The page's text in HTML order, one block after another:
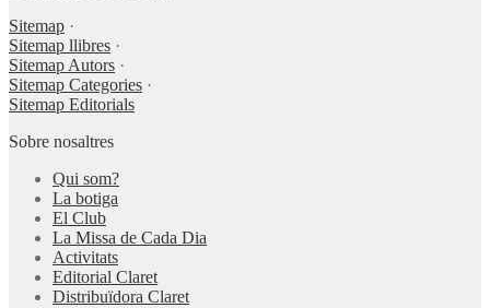
Sitemap ·
Sitemap llibres ·
Sitemap Autors ·
Sitemap Categories ·
Sitemap Editorials
Sobre nosaltres
Qui som?
La botiga
El Club
La Missa de Cada Dia
Activitats
Editorial Claret
Distribuïdora Claret